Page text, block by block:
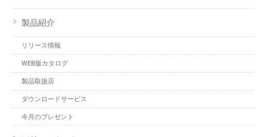
製品紹介
リリース情報
WEB版カタログ
製品取扱店
ダウンロードサービス
今月のプレゼント